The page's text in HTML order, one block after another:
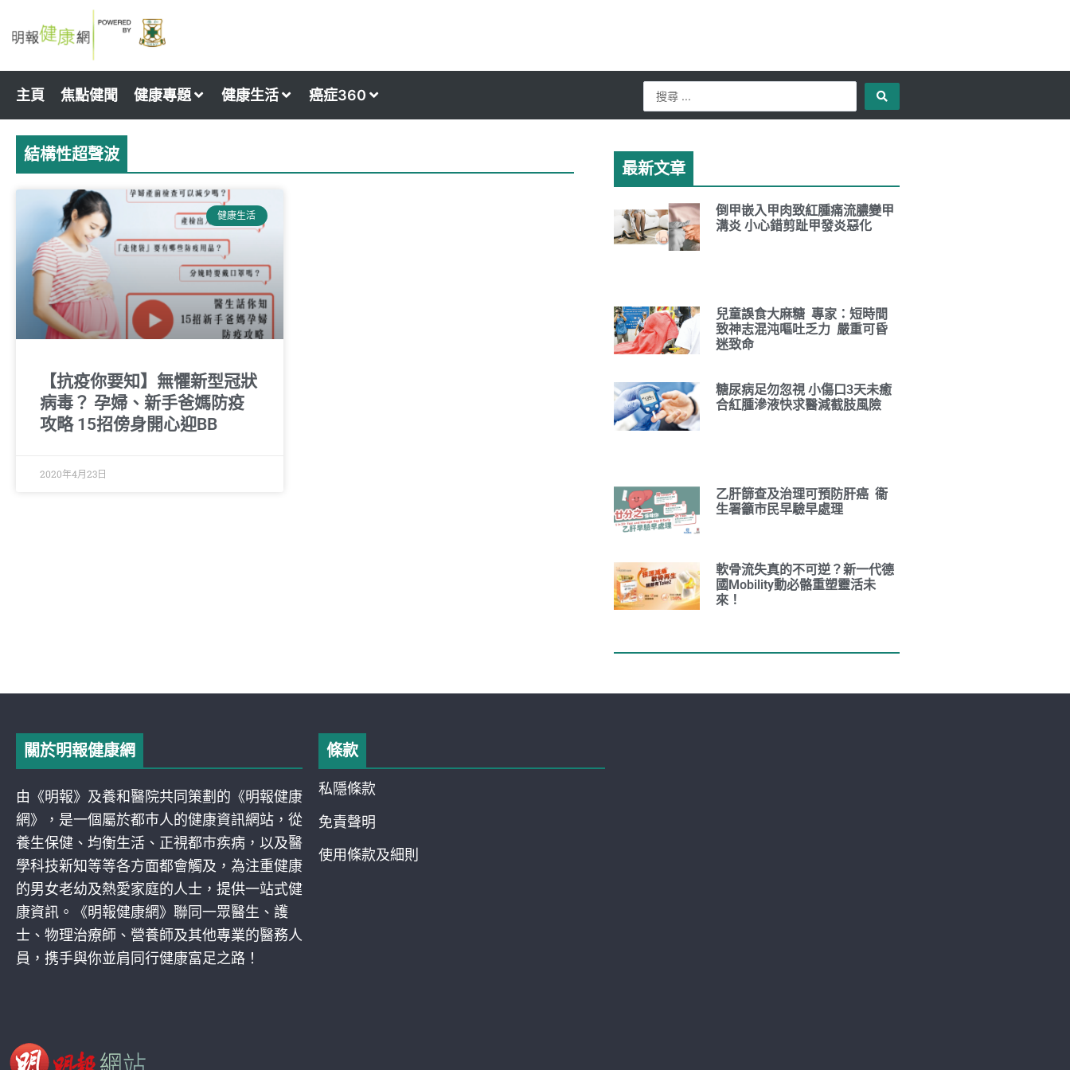
to
主頁 焦點健聞 健康專題 健康生活 癌症360
Search
...
結構性超聲波
健康生活
【抗疫你要知】無懼新型冠狀
病毒？ 孕婦、新手爸媽防疫
攻略 15招傍身開心迎BB
2020年4月23日
最新文章
倒甲嵌入甲肉致紅腫痛流膿變甲
溝炎 小心錯剪趾甲發炎惡化
兒童誤食大麻糖 專家：短時間
致神志混沌嘔吐乏力 嚴重可昏
迷致命
糖尿病足勿忽視 小傷口3天未癒
合紅腫滲液快求醫減截肢風險
乙肝篩查及治理可預防肝癌 衞
生署籲市民早驗早處理
軟骨流失真的不可逆？新一代德
國Mobility動必骼重塑靈活未
來！
關於明報健康網
由《明報》及養和醫院共同策劃的《明報健康
網》，是一個屬於都巿人的健康資訊網站，從
養生保健、均衡生活、正視都巿疾病，以及醫
學科技新知等等各方面都會觸及，為注重健康
的男女老幼及熱愛家庭的人士，提供一站式健
康資訊。《明報健康網》聯同一眾醫生、護
士、物理治療師、營養師及其他專業的醫務人
員，携手與你並肩同行健康富足之路！
條款
私隱條款
免責聲明
使用條款及細則